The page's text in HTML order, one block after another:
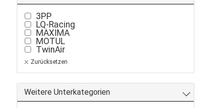
3PP
LQ-Racing
MAXIMA
MOTUL
TwinAir
Zurücksetzen
Weitere Unterkategorien